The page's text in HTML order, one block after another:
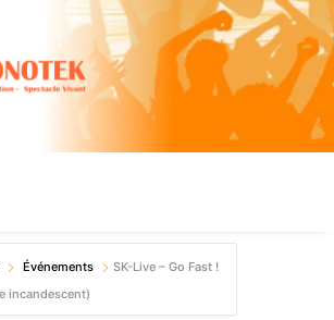
Événements
SK-Live – Go Fast !
incandescent)